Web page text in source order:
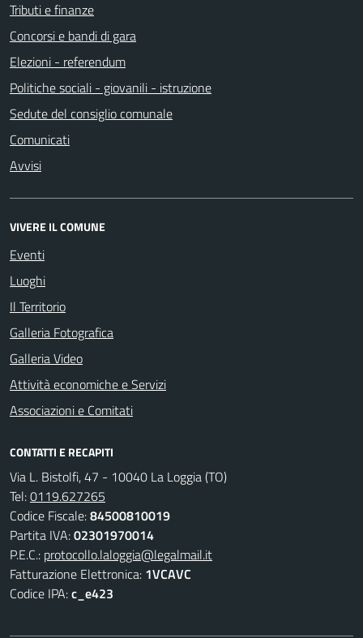
Tributi e finanze
Concorsi e bandi di gara
Elezioni - referendum
Politiche sociali - giovanili - istruzione
Sedute del consiglio comunale
Comunicati
Avvisi
VIVERE IL COMUNE
Eventi
Luoghi
Il Territorio
Galleria Fotografica
Galleria Video
Attività economiche e Servizi
Associazioni e Comitati
CONTATTI E RECAPITI
Via L. Bistolfi, 47 - 10040 La Loggia (TO)
Tel:0119.627265
Codice Fiscale:84500810019
Partita IVA:02301970014
P.E.C.: protocollo.laloggia@legalmail.it
Fatturazione Elettronica: 1VCAVC
Codice IPA:c_e423